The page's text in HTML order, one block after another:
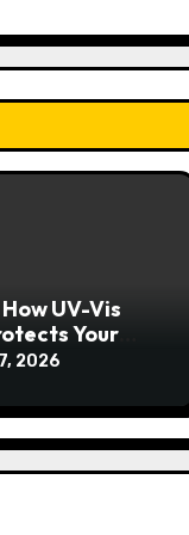
UV-Vis
Your
2026